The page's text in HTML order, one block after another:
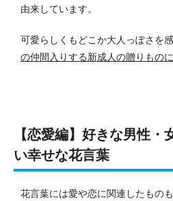
由来しています。
可愛らしくもどこか大人っぽさを感
の仲間入りする新成人の贈りもの
【恋愛編】好きな男性・
い幸せな花言葉
花言葉には愛や恋に関連したもの